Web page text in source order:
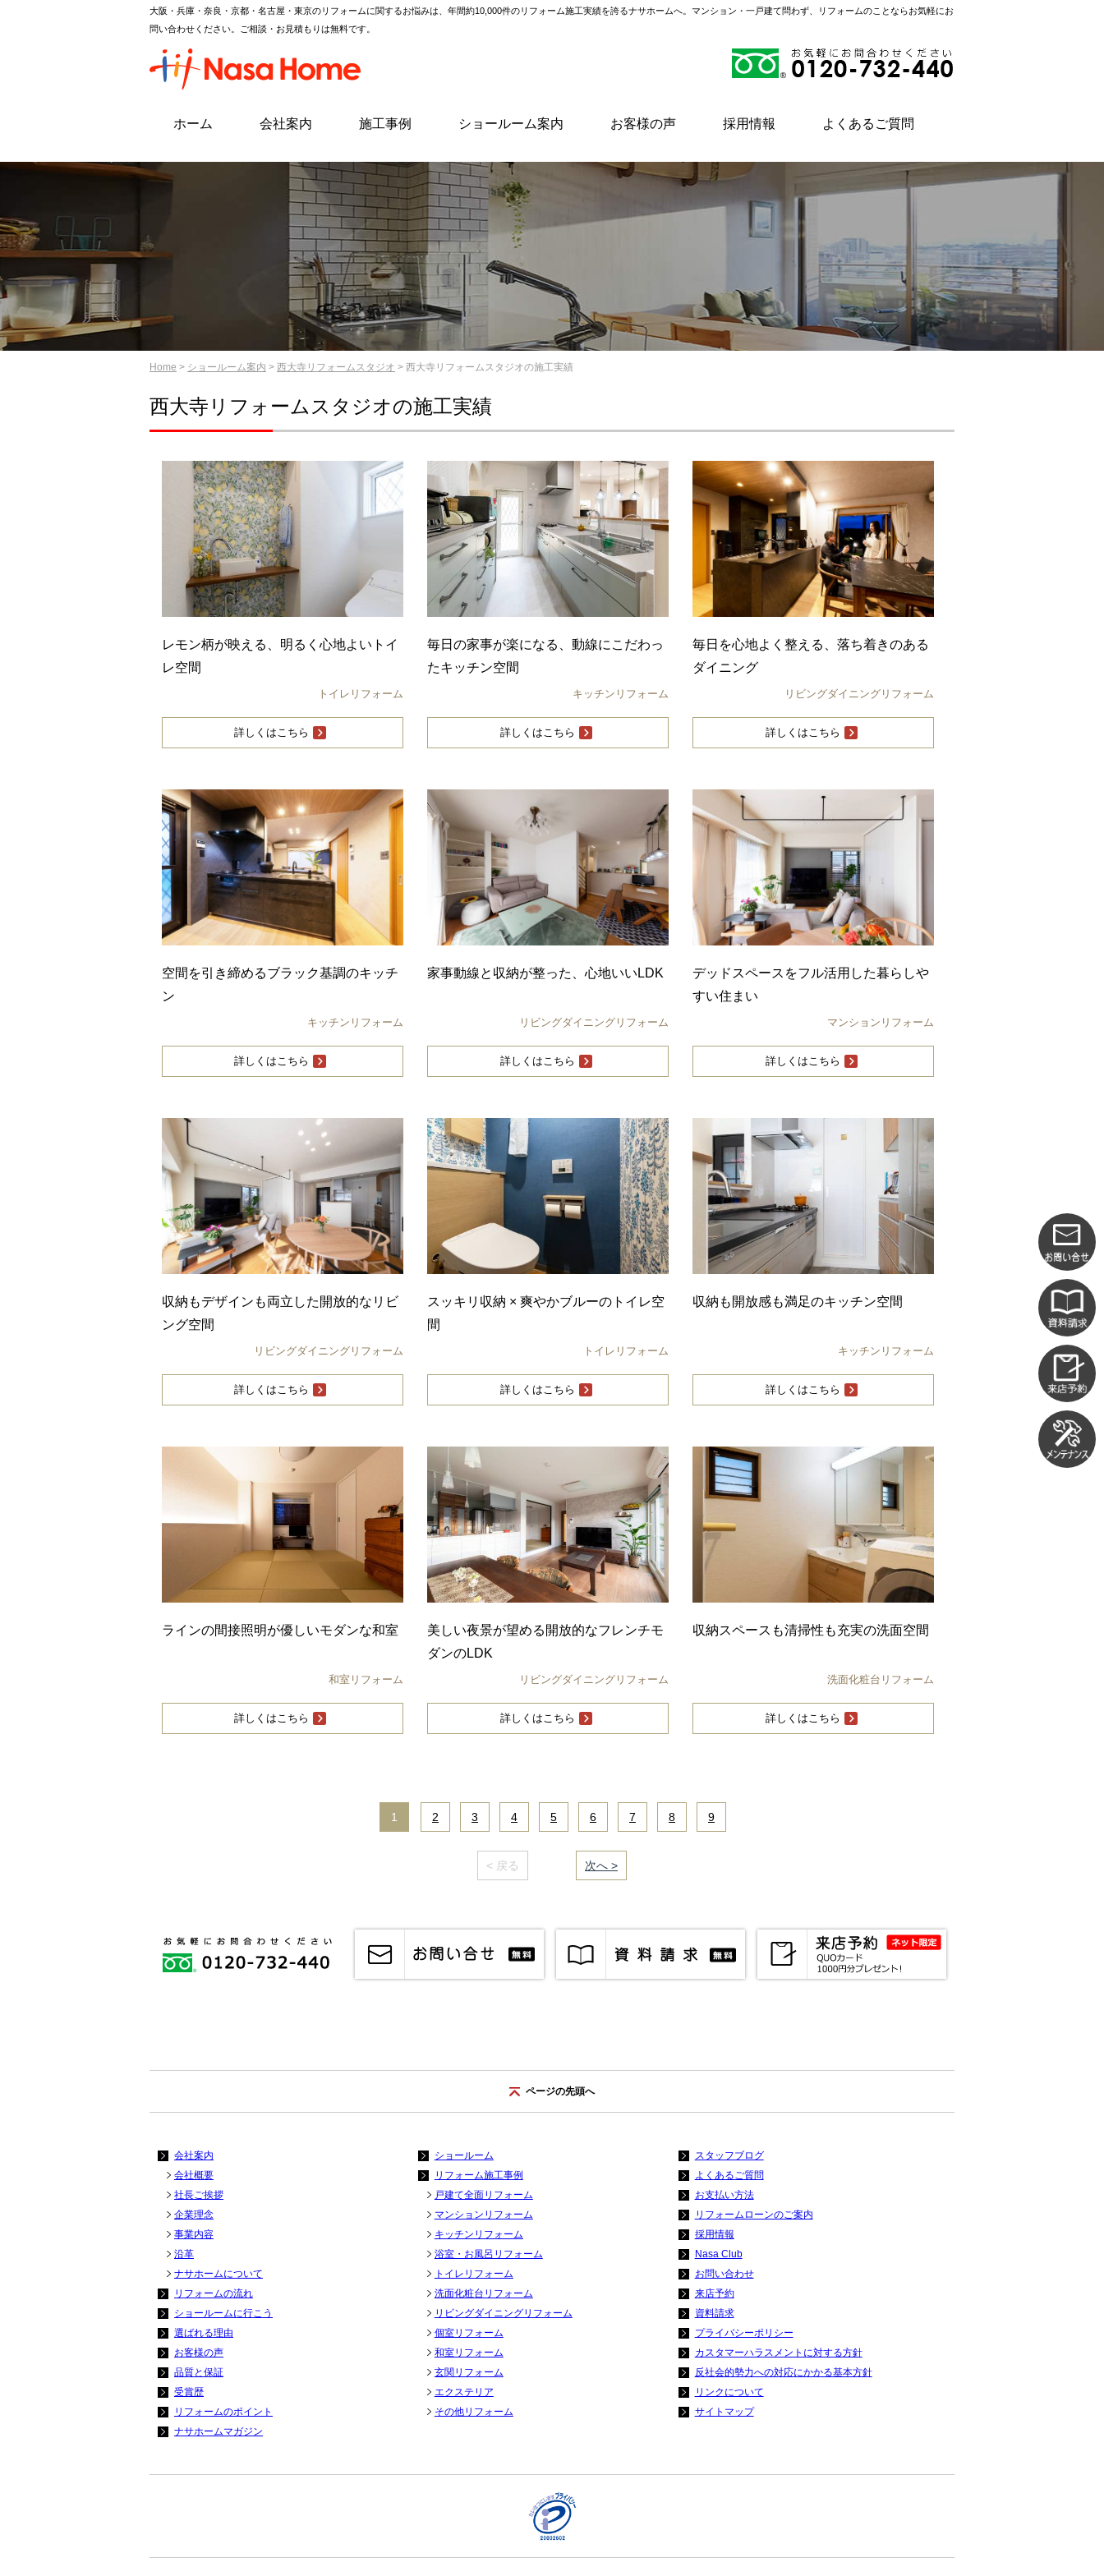
大阪・兵庫・奈良・京都・名古屋・東京のリフォームに関するお悩みは、年間約10,000件のリフォーム施工実績を誇るナサホームへ。マンション・一戸建て問わず、リフォームのことならお気軽にお
問い合わせください。ご相談・お見積もりは無料です。
ホーム 会社案内 施工事例 ショールーム案内 お客様の声 採用情報 よくあるご質問
Home > ショールーム案内 > 西大寺リフォームスタジオ > 西大寺リフォームスタジオの施工実績
西大寺リフォームスタジオの施工実績
レモン柄が映える、明るく心地よいトイ
レ空間
トイレリフォーム
詳しくはこちら
毎日の家事が楽になる、動線にこだわっ
たキッチン空間
キッチンリフォーム
詳しくはこちら
毎日を心地よく整える、落ち着きのある
ダイニング
リビングダイニングリフォーム
詳しくはこちら
空間を引き締めるブラック基調のキッチ
ン
キッチンリフォーム
詳しくはこちら
家事動線と収納が整った、心地いいLDK
リビングダイニングリフォーム
詳しくはこちら
デッドスペースをフル活用した暮らしや
すい住まい
マンションリフォーム
詳しくはこちら
収納もデザインも両立した開放的なリビ
ング空間
リビングダイニングリフォーム
詳しくはこちら
スッキリ収納 × 爽やかブルーのトイレ空
間
トイレリフォーム
詳しくはこちら
収納も開放感も満足のキッチン空間
キッチンリフォーム
詳しくはこちら
ラインの間接照明が優しいモダンな和室
和室リフォーム
詳しくはこちら
美しい夜景が望める開放的なフレンチモ
ダンのLDK
リビングダイニングリフォーム
詳しくはこちら
収納スペースも清掃性も充実の洗面空間
洗面化粧台リフォーム
詳しくはこちら
1 2 3 4 5 6 7 8 9
< 戻る 次へ >
ページの先頭へ
会社案内
会社概要
社長ご挨拶
企業理念
事業内容
沿革
ナサホームについて
リフォームの流れ
ショールームに行こう
選ばれる理由
お客様の声
品質と保証
受賞歴
リフォームのポイント
ナサホームマガジン
ショールーム
リフォーム施工事例
戸建て全面リフォーム
マンションリフォーム
キッチンリフォーム
浴室・お風呂リフォーム
トイレリフォーム
洗面化粧台リフォーム
リビングダイニングリフォーム
個室リフォーム
和室リフォーム
玄関リフォーム
エクステリア
その他リフォーム
スタッフブログ
よくあるご質問
お支払い方法
リフォームローンのご案内
採用情報
Nasa Club
お問い合わせ
来店予約
資料請求
プライバシーポリシー
カスタマーハラスメントに対する方針
反社会的勢力への対応にかかる基本方針
リンクについて
サイトマップ